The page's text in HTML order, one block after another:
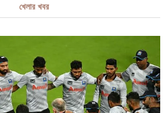
খেলার খবর